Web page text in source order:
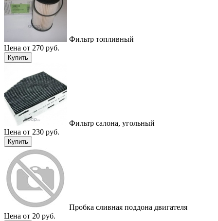
Фильтр топливный
Цена от 270 руб.
Купить
Фильтр салона, угольный
Цена от 230 руб.
Купить
Пробка сливная поддона двигателя
Цена от 20 руб.